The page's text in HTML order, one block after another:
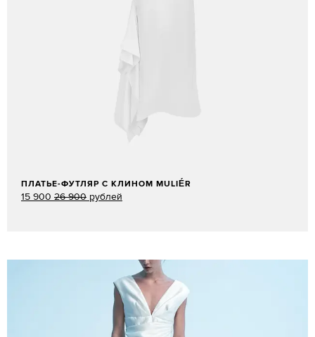
ПЛАТЬЕ-ФУТЛЯР С КЛИНОМ MULIÉR
15 900 26 900 рублей